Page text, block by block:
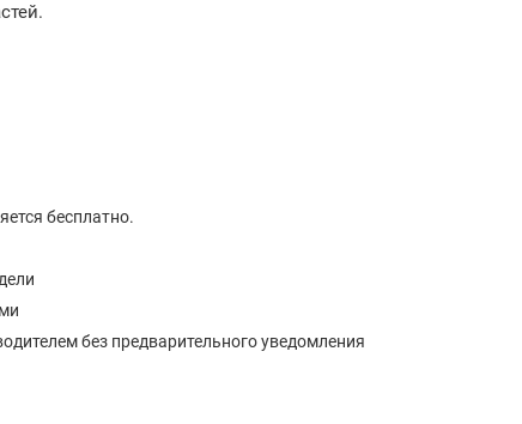
бесплатно.
без предварительного уведомления